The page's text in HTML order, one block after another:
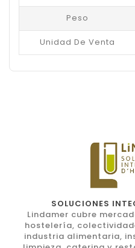
Peso
Unidad De Venta
SOLUCIONES
Lindamer cubre
hostelería,
industria alimentaria,